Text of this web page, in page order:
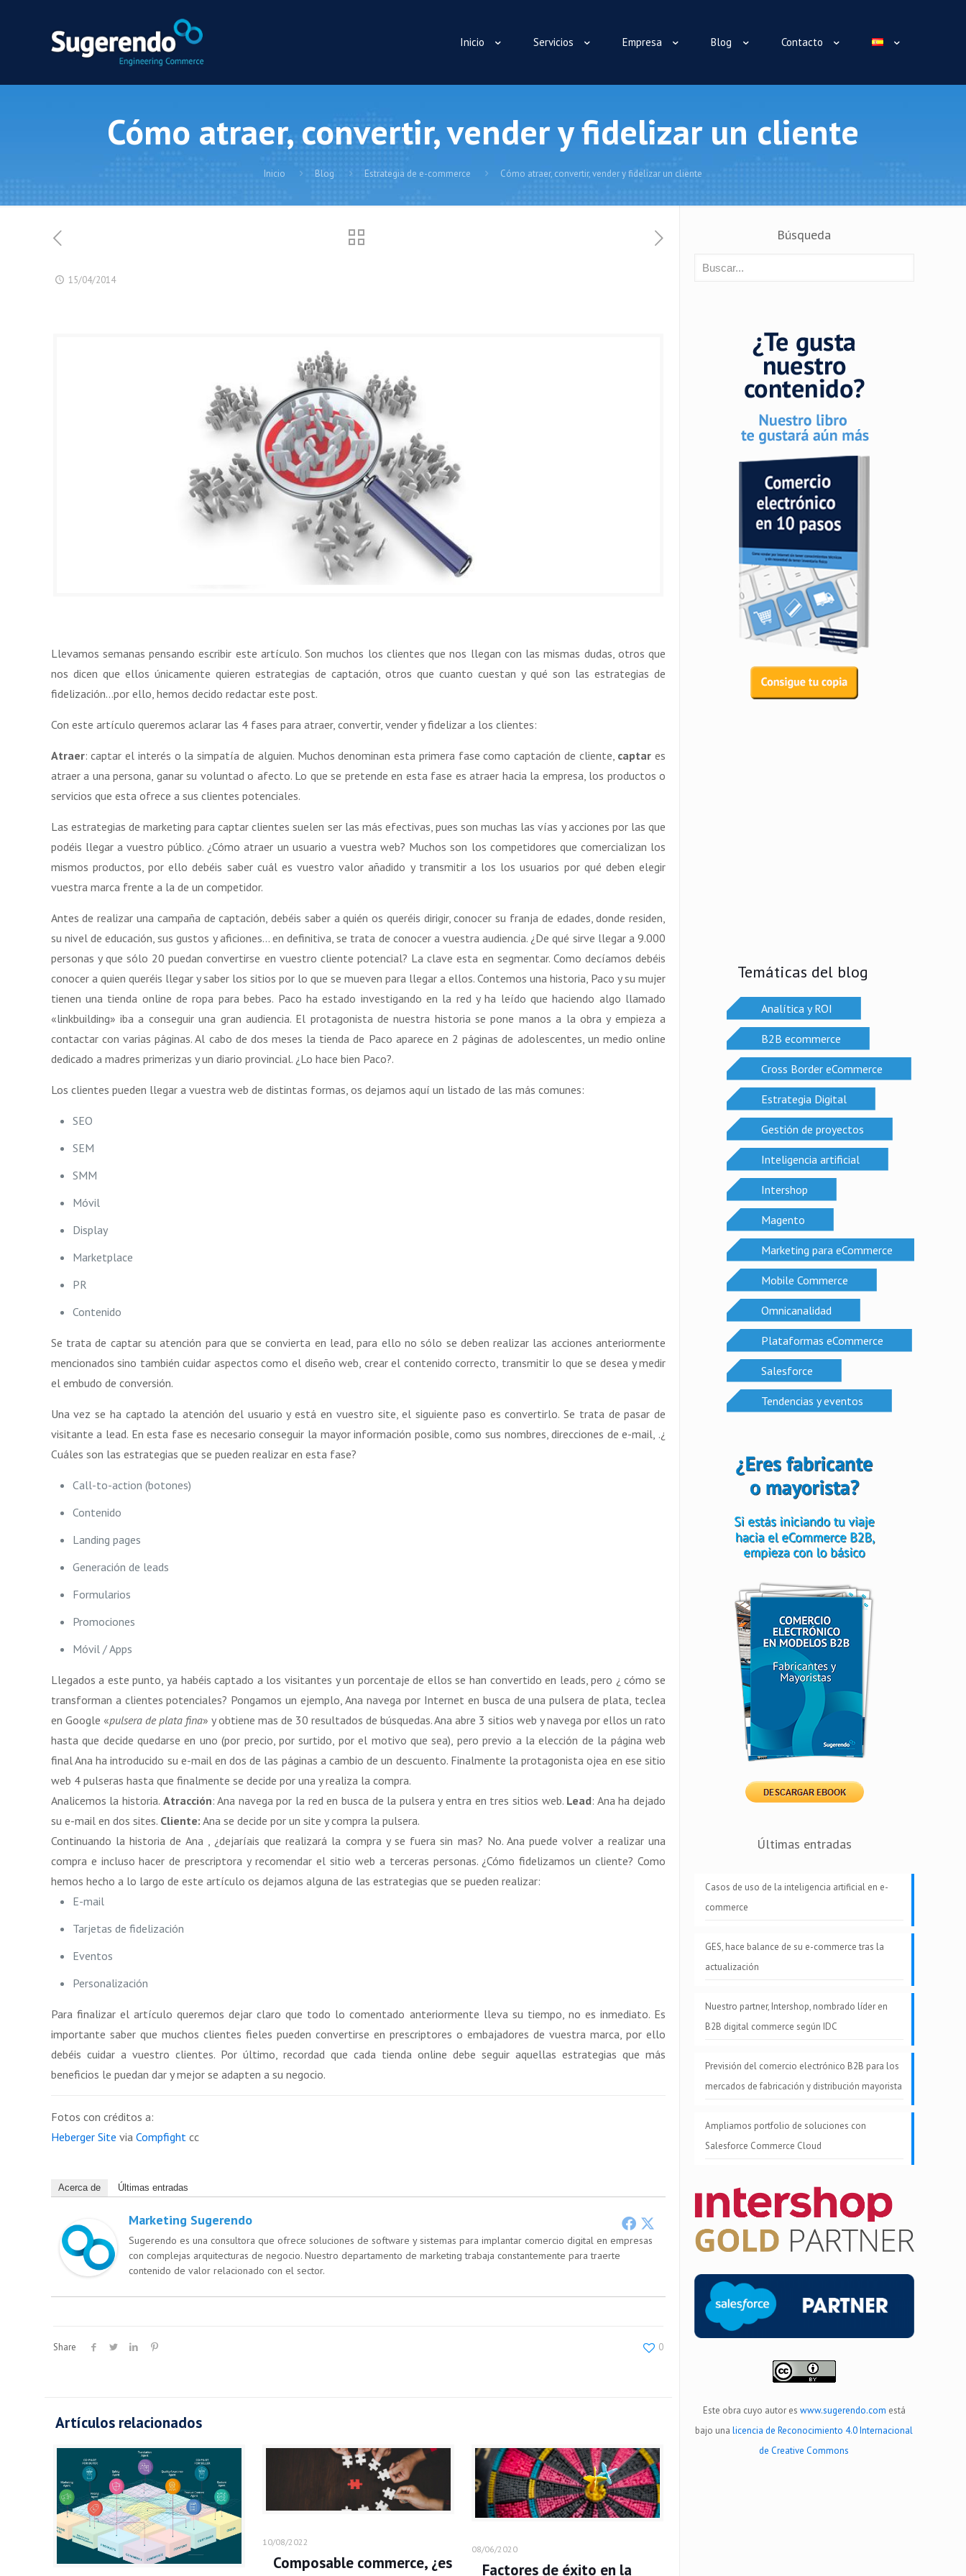
Inicio Servicios Empresa Blog Contacto
Cómo atraer, convertir, vender y fidelizar un cliente
Inicio Blog Estrategia de e-commerce Cómo atraer, convertir, vender y fidelizar un cliente
15/04/2014
Llevamos semanas pensando escribir este artículo. Son muchos los clientes que nos llegan con las mismas dudas, otros que
nos dicen que ellos únicamente quieren estrategias de captación, otros que cuanto cuestan y qué son las estrategias de
fidelización…por ello, hemos decido redactar este post.
Con este artículo queremos aclarar las 4 fases para atraer, convertir, vender y fidelizar a los clientes:
Atraer: captar el interés o la simpatía de alguien. Muchos denominan esta primera fase como captación de cliente, captar es
atraer a una persona, ganar su voluntad o afecto. Lo que se pretende en esta fase es atraer hacia la empresa, los productos o
servicios que esta ofrece a sus clientes potenciales.
Las estrategias de marketing para captar clientes suelen ser las más efectivas, pues son muchas las vías y acciones por las que
podéis llegar a vuestro público. ¿Cómo atraer un usuario a vuestra web? Muchos son los competidores que comercializan los
mismos productos, por ello debéis saber cuál es vuestro valor añadido y transmitir a los los usuarios por qué deben elegir
vuestra marca frente a la de un competidor.
Antes de realizar una campaña de captación, debéis saber a quién os queréis dirigir, conocer su franja de edades, donde residen,
su nivel de educación, sus gustos y aficiones… en definitiva, se trata de conocer a vuestra audiencia. ¿De qué sirve llegar a 9.000
personas y que sólo 20 puedan convertirse en vuestro cliente potencial? La clave esta en segmentar. Como decíamos debéis
conocer a quien queréis llegar y saber los sitios por lo que se mueven para llegar a ellos. Contemos una historia, Paco y su mujer
tienen una tienda online de ropa para bebes. Paco ha estado investigando en la red y ha leído que haciendo algo llamado
«linkbuilding» iba a conseguir una gran audiencia. El protagonista de nuestra historia se pone manos a la obra y empieza a
contactar con varias páginas. Al cabo de dos meses la tienda de Paco aparece en 2 páginas de adolescentes, un medio online
dedicado a madres primerizas y un diario provincial. ¿Lo hace bien Paco?.
Los clientes pueden llegar a vuestra web de distintas formas, os dejamos aquí un listado de las más comunes:
SEO
SEM
SMM
Móvil
Display
Marketplace
PR
Contenido
Se trata de captar su atención para que se convierta en lead, para ello no sólo se deben realizar las acciones anteriormente
mencionados sino también cuidar aspectos como el diseño web, crear el contenido correcto, transmitir lo que se desea y medir
el embudo de conversión.
Una vez se ha captado la atención del usuario y está en vuestro site, el siguiente paso es convertirlo. Se trata de pasar de
visitante a lead. En esta fase es necesario conseguir la mayor información posible, como sus nombres, direcciones de e-mail, .¿
Cuáles son las estrategias que se pueden realizar en esta fase?
Call-to-action (botones)
Contenido
Landing pages
Generación de leads
Formularios
Promociones
Móvil / Apps
Llegados a este punto, ya habéis captado a los visitantes y un porcentaje de ellos se han convertido en leads, pero ¿ cómo se
transforman a clientes potenciales? Pongamos un ejemplo, Ana navega por Internet en busca de una pulsera de plata, teclea
en Google «pulsera de plata fina» y obtiene mas de 30 resultados de búsquedas. Ana abre 3 sitios web y navega por ellos un rato
hasta que decide quedarse en uno (por precio, por surtido, por el motivo que sea), pero previo a la elección de la página web
final Ana ha introducido su e-mail en dos de las páginas a cambio de un descuento. Finalmente la protagonista ojea en ese sitio
web 4 pulseras hasta que finalmente se decide por una y realiza la compra.
Analicemos la historia. Atracción: Ana navega por la red en busca de la pulsera y entra en tres sitios web. Lead: Ana ha dejado
su e-mail en dos sites. Cliente: Ana se decide por un site y compra la pulsera.
Continuando la historia de Ana , ¿dejaríais que realizará la compra y se fuera sin mas? No. Ana puede volver a realizar una
compra e incluso hacer de prescriptora y recomendar el sitio web a terceras personas. ¿Cómo fidelizamos un cliente? Como
hemos hecho a lo largo de este artículo os dejamos alguna de las estrategias que se pueden realizar:
E-mail
Tarjetas de fidelización
Eventos
Personalización
Para finalizar el artículo queremos dejar claro que todo lo comentado anteriormente lleva su tiempo, no es inmediato. Es
importante saber que muchos clientes fieles pueden convertirse en prescriptores o embajadores de vuestra marca, por ello
debéis cuidar a vuestro clientes. Por último, recordad que cada tienda online debe seguir aquellas estrategias que más
beneficios le puedan dar y mejor se adapten a su negocio.
Fotos con créditos a:
Heberger Site via Compfight cc
Acerca de Últimas entradas
Marketing Sugerendo
Sugerendo es una consultora que ofrece soluciones de software y sistemas para implantar comercio digital en empresas
con complejas arquitecturas de negocio. Nuestro departamento de marketing trabaja constantemente para traerte
contenido de valor relacionado con el sector.
Share 0
Artículos relacionados
10/08/2022
Composable commerce, ¿es
08/06/2020
Factores de éxito en la
Búsqueda
Temáticas del blog
Analítica y ROI
B2B ecommerce
Cross Border eCommerce
Estrategia Digital
Gestión de proyectos
Inteligencia artificial
Intershop
Magento
Marketing para eCommerce
Mobile Commerce
Omnicanalidad
Plataformas eCommerce
Salesforce
Tendencias y eventos
Últimas entradas
Casos de uso de la inteligencia artificial en e-
commerce
GES, hace balance de su e-commerce tras la
actualización
Nuestro partner, Intershop, nombrado líder en
B2B digital commerce según IDC
Previsión del comercio electrónico B2B para los
mercados de fabricación y distribución mayorista
Ampliamos portfolio de soluciones con
Salesforce Commerce Cloud
Este obra cuyo autor es www.sugerendo.com está
bajo unalicencia de Reconocimiento 4.0 Internacional
de Creative Commons